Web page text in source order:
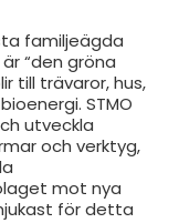
familjeägda
“den gröna
till trävaror, hus,
STMO
utveckla
och verktyg,
mot nya
för detta